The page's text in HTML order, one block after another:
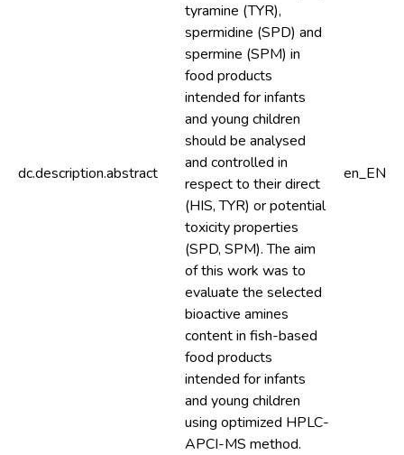
dc.description.abstract
tyramine (TYR),
spermidine (SPD) and
spermine (SPM) in
food products
intended for infants
and young children
should be analysed
and controlled in
respect to their direct
(HIS, TYR) or potential
toxicity properties
(SPD, SPM). The aim
of this work was to
evaluate the selected
bioactive amines
content in fish-based
food products
intended for infants
and young children
using optimized HPLC-
APCI-MS method.
en_EN